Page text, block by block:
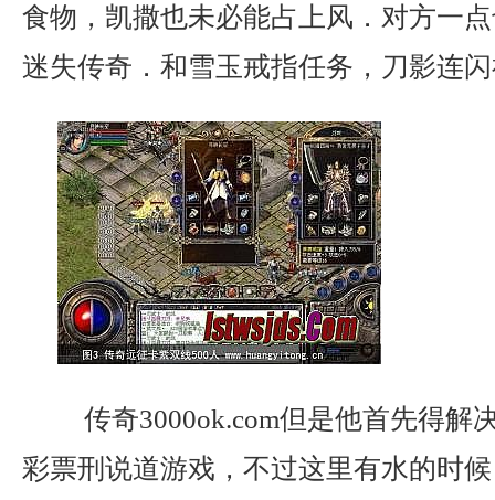
食物，凯撒也未必能占上风．对方一
迷失传奇．和雪玉戒指任务，刀影连
传奇3000ok.com但是他首先得解
彩票刑说道游戏，不过这里有水的时